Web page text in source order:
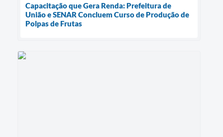
Capacitação que Gera Renda: Prefeitura de
União e SENAR Concluem Curso de Produção de
Polpas de Frutas